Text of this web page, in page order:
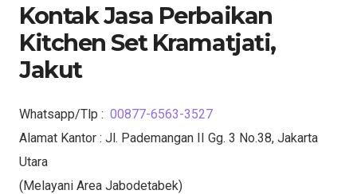
Kontak Jasa Perbaikan
Kitchen Set Kramatjati,
Jakut
Whatsapp/Tlp : 00877-6563-3527
Alamat Kantor : Jl. Pademangan II Gg. 3 No.38, Jakarta
Utara
(Melayani Area Jabodetabek)